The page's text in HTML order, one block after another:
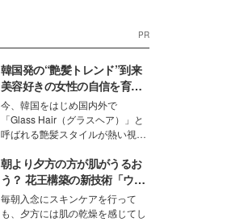
PR
韓国発の“艶髪トレンド”到来
美容好きの女性の自信を育む
「ヘアケア事情」って？
今、韓国をはじめ国内外で
「Glass Hair（グラスヘア）」と
呼ばれる艶髪スタイルが熱い視線
ションの完成度を高めるベースと
して、“髪そのものの美しさ”に改
めて注目する人が増えている様
子。今回は、そんな憧れの艶やか
朝より夕方の方が肌がうるお
う？ 花王構築の新技術「ウォ
ーターキャプチャリングスキ
ン（捕水肌）」がスキンケア
毎朝入念にスキンケアを行って
も、夕方には肌の乾燥を感じてし